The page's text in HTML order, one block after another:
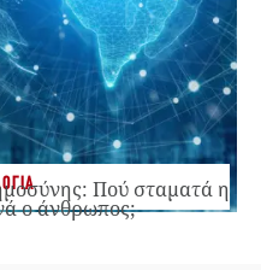
Πού σταματά η
ο άνθρωπος;